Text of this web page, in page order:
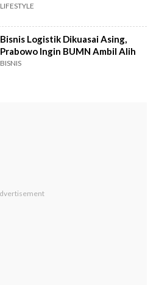
LIFESTYLE
Bisnis Logistik Dikuasai Asing,
Prabowo Ingin BUMN Ambil Alih
BISNIS